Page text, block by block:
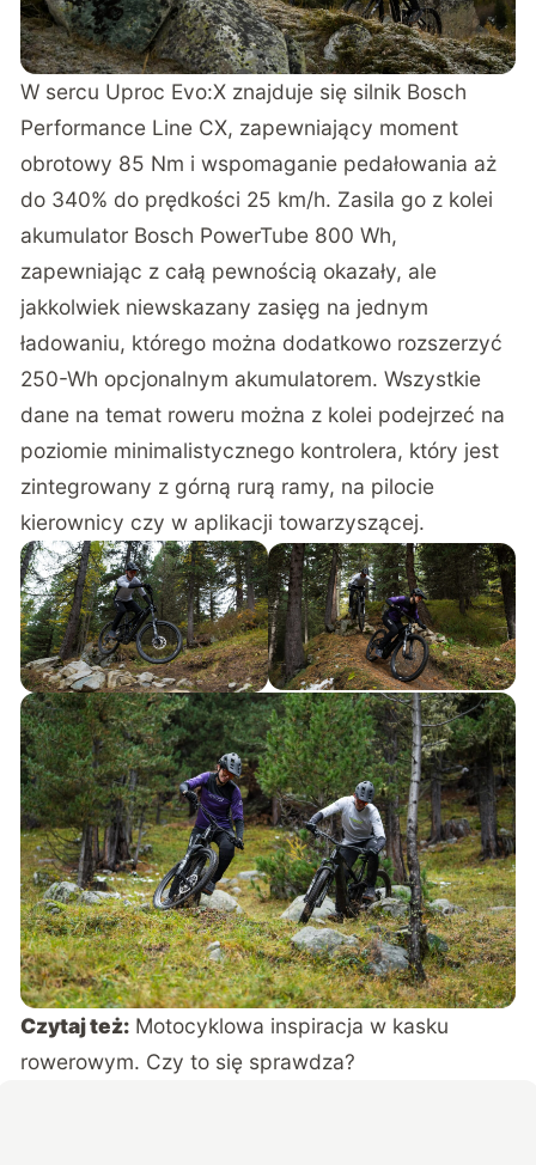
W sercu Uproc Evo:X znajduje się silnik Bosch
Performance Line CX, zapewniający moment
obrotowy 85 Nm i wspomaganie pedałowania aż
do 340% do prędkości 25 km/h. Zasila go z kolei
akumulator Bosch PowerTube 800 Wh,
zapewniając z całą pewnością okazały, ale
jakkolwiek niewskazany zasięg na jednym
ładowaniu, którego można dodatkowo rozszerzyć
250-Wh opcjonalnym akumulatorem. Wszystkie
dane na temat roweru można z kolei podejrzeć na
poziomie minimalistycznego kontrolera, który jest
zintegrowany z górną rurą ramy, na pilocie
kierownicy czy w aplikacji towarzyszącej.
Czytaj też: Motocyklowa inspiracja w kasku
rowerowym. Czy to się sprawdza?